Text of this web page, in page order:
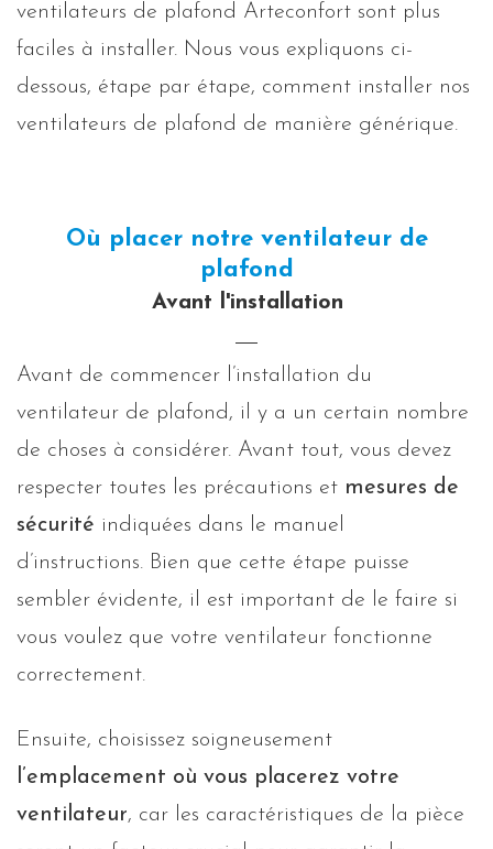
ventilateurs de plafond Arteconfort sont plus
faciles à installer. Nous vous expliquons ci-
dessous, étape par étape, comment installer nos
ventilateurs de plafond de manière générique.
Où placer notre ventilateur de
plafond
Avant l'installation
Avant de commencer l’installation du
ventilateur de plafond, il y a un certain nombre
de choses à considérer. Avant tout, vous devez
respecter toutes les précautions et mesures de
sécurité indiquées dans le manuel
d’instructions. Bien que cette étape puisse
sembler évidente, il est important de le faire si
vous voulez que votre ventilateur fonctionne
correctement.
Ensuite, choisissez soigneusement
l’emplacement où vous placerez votre
ventilateur, car les caractéristiques de la pièce